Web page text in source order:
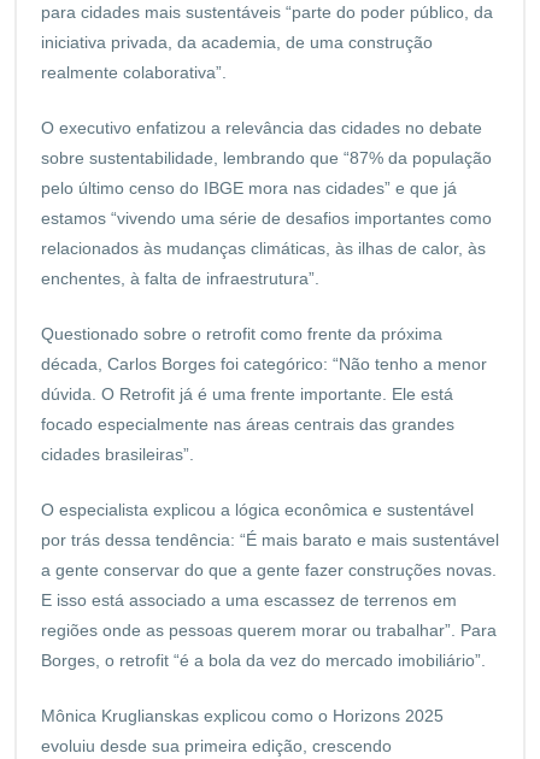
para cidades mais sustentáveis “parte do poder público, da
iniciativa privada, da academia, de uma construção
realmente colaborativa”.
O executivo enfatizou a relevância das cidades no debate
sobre sustentabilidade, lembrando que “87% da população
pelo último censo do IBGE mora nas cidades” e que já
estamos “vivendo uma série de desafios importantes como
relacionados às mudanças climáticas, às ilhas de calor, às
enchentes, à falta de infraestrutura”.
Questionado sobre o retrofit como frente da próxima
década, Carlos Borges foi categórico: “Não tenho a menor
dúvida. O Retrofit já é uma frente importante. Ele está
focado especialmente nas áreas centrais das grandes
cidades brasileiras”.
O especialista explicou a lógica econômica e sustentável
por trás dessa tendência: “É mais barato e mais sustentável
a gente conservar do que a gente fazer construções novas.
E isso está associado a uma escassez de terrenos em
regiões onde as pessoas querem morar ou trabalhar”. Para
Borges, o retrofit “é a bola da vez do mercado imobiliário”.
Mônica Kruglianskas explicou como o Horizons 2025
evoluiu desde sua primeira edição, crescendo